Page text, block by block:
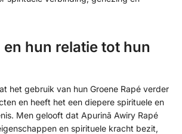
en hun relatie tot hun
het gebruik van hun Groene Rapé verder
en heeft het een diepere spirituele en
Men gelooft dat Apurinã Awiry Rapé
en spirituele kracht bezit,